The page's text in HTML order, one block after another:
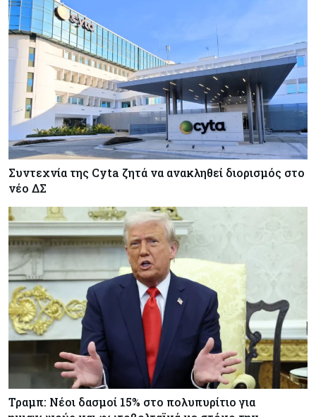
Συντεχνία της Cyta ζητά να ανακληθεί διορισμός στο
νέο ΔΣ
Τραμπ: Νέοι δασμοί 15% στο πολυπυρίτιο για